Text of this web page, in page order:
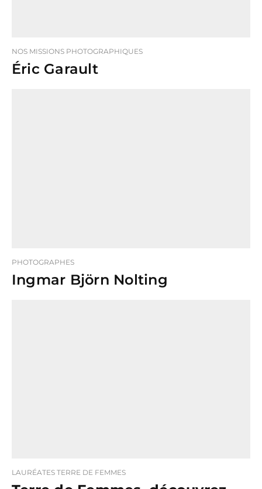
NOS MISSIONS PHOTOGRAPHIQUES
Éric Garault
PHOTOGRAPHES
Ingmar Björn Nolting
LAURÉATES TERRE DE FEMMES